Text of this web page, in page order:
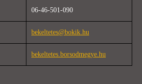
06-46-501-090
bekeltetes@bokik.hu
bekeltetes.borsodmegye.hu